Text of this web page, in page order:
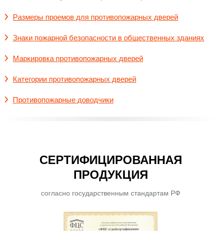
Размеры проемов для противопожарных дверей
Знаки пожарной безопасности в общественных зданиях
Маркировка противопожарных дверей
Категории противопожарных дверей
Противопожарные доводчики
СЕРТИФИЦИРОВАННАЯ
ПРОДУКЦИЯ
согласно государственным стандартам РФ